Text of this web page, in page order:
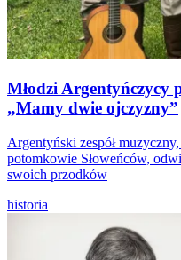
Młodzi Argentyńczycy
„Mamy dwie ojczyzny”
Argentyński zespół
potomkowie Słoweńców,
swoich przodków
historia